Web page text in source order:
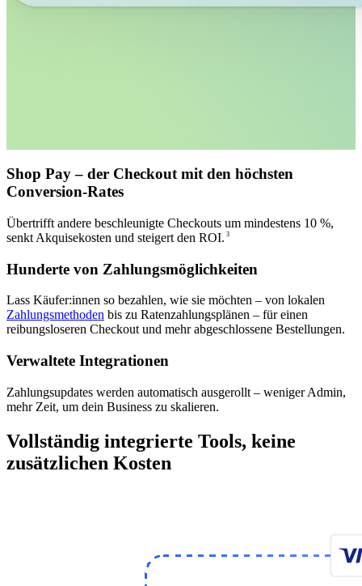
Shop Pay – der Checkout mit den höchsten
Conversion-Rates
Übertrifft andere beschleunigte Checkouts um mindestens 10 %,
senkt Akquisekosten und steigert den ROI. 3
Hunderte von Zahlungsmöglichkeiten
Lass Käufer:innen so bezahlen, wie sie möchten – von lokalen
Zahlungsmethoden bis zu Ratenzahlungsplänen – für einen
reibungsloseren Checkout und mehr abgeschlossene Bestellungen.
Verwaltete Integrationen
Zahlungsupdates werden automatisch ausgerollt – weniger Admin,
mehr Zeit, um dein Business zu skalieren.
Vollständig integrierte Tools, keine
zusätzlichen Kosten